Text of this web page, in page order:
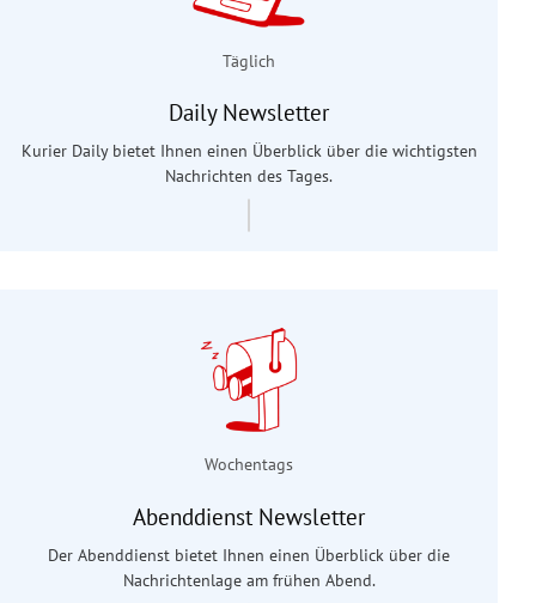
Täglich
Daily Newsletter
Kurier Daily bietet Ihnen einen Überblick über die wichtigsten
Nachrichten des Tages.
Wochentags
Abenddienst Newsletter
Der Abenddienst bietet Ihnen einen Überblick über die
Nachrichtenlage am frühen Abend.